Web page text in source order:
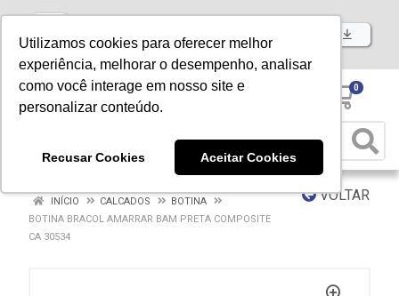
Utilizamos cookies para oferecer melhor
experiência, melhorar o desempenho, analisar
como você interage em nosso site e
personalizar conteúdo.
Recusar Cookies Aceitar Cookies
Baixe já nosso APP
0
VOLTAR
INÍCIO CALCADOS
BOTINA
BOTINA BRACOL AMARRAR BAM PRETA COMPOSITE
CA 30534